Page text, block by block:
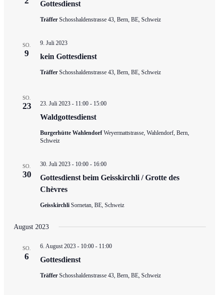
Gottesdienst
Träffer Schosshaldenstrasse 43, Bern, BE, Schweiz
SO.
9 kein Gottesdienst
9. Juli 2023
Träffer Schosshaldenstrasse 43, Bern, BE, Schweiz
SO.
23
Waldgottesdienst
23. Juli 2023 - 11:00- 15:00
Burgerhütte Wahlendorf Weyermattstrasse, Wahlendorf, Bern,
Schweiz
SO.
30
Gottesdienst beim Geisskirchli / Grotte des
Chèvres
30. Juli 2023 - 10:00- 16:00
Geisskirchli Sornetan, BE, Schweiz
August 2023
SO.
6 Gottesdienst
6. August 2023 - 10:00- 11:00
Träffer Schosshaldenstrasse 43, Bern, BE, Schweiz